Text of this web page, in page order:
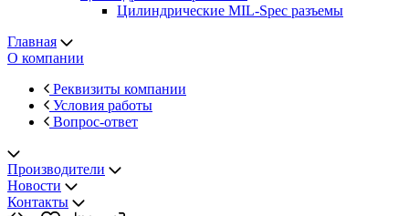
Цилиндрические MIL-Spec разъемы
Главная
О компании
Реквизиты компании
Условия работы
Вопрос-ответ
Производители
Новости
Контакты